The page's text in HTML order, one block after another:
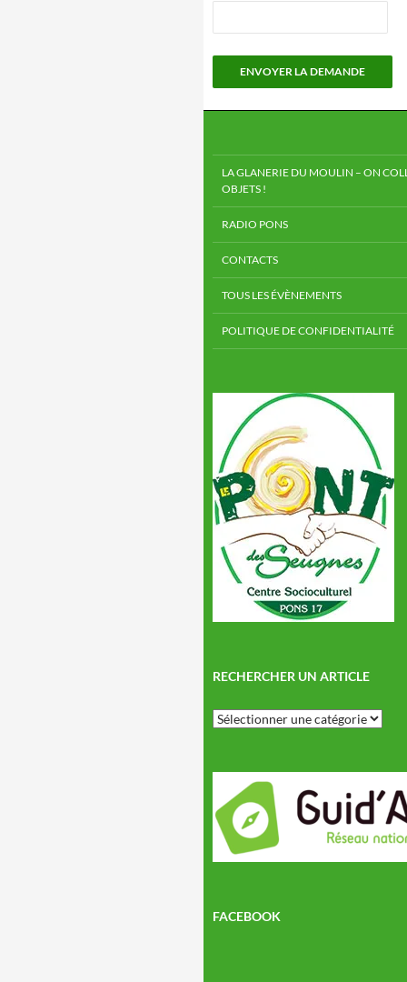
LA GLANERIE DU MOULIN – ON
OBJETS !
RADIO PONS
CONTACTS
TOUS LES ÉVÈNEMENTS
POLITIQUE DE CONFIDENTIALITÉ
RECHERCHER UN ARTICLE
Rechercher
un
FACEBOOK